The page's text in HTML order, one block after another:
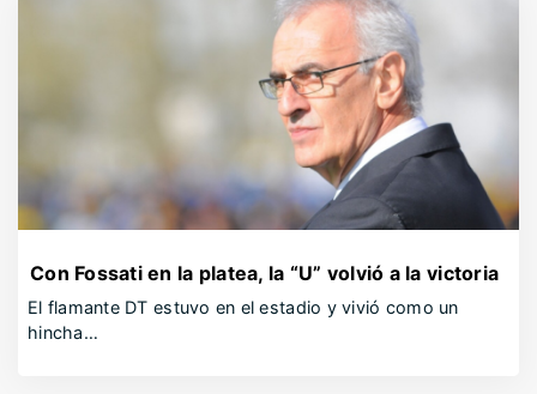
Con Fossati en la platea, la “U” volvió a la victoria
El flamante DT estuvo en el estadio y vivió como un
hincha…